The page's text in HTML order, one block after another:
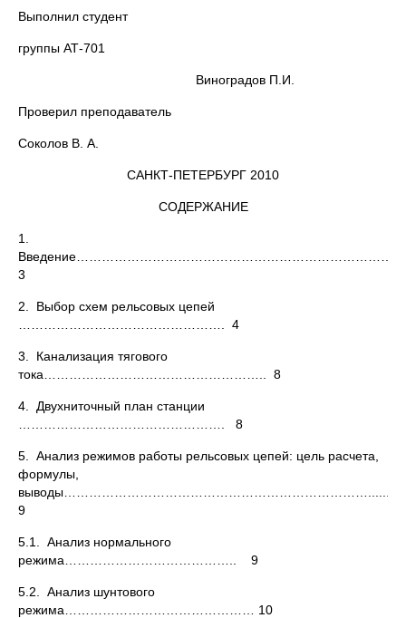
Выполнил студент
группы АТ-701
Виноградов П.И.
Проверил преподаватель
Соколов В. А.
САНКТ-ПЕТЕРБУРГ 2010
СОДЕРЖАНИЕ
1.
Введение…………………………………………………………………
3
2. Выбор схем рельсовых цепей
…………………………………………. 4
3. Канализация тягового
тока…………………………………………….. 8
4. Двухниточный план станции
…………………………………………. 8
5. Анализ режимов работы рельсовых цепей: цель расчета,
формулы,
выводы………………………………………………………………......
9
5.1. Анализ нормального
режима………………………………….. 9
5.2. Анализ шунтового
режима……………………………………… 10